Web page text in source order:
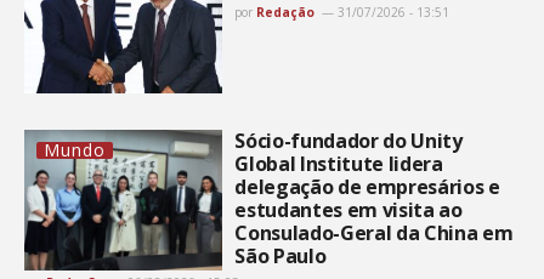
por Redação 31/07/2026 - 13:51
Mundo
Sócio-fundador do Unity
Global Institute lidera
delegação de empresários e
estudantes em visita ao
Consulado-Geral da China em
São Paulo